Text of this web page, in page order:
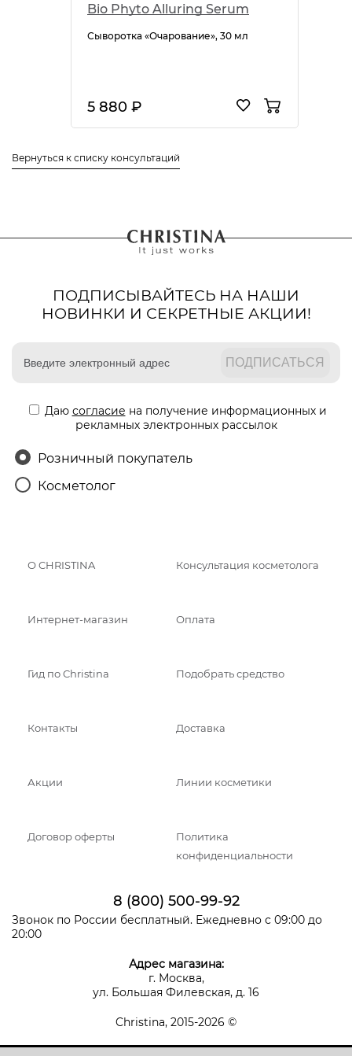
Bio Phyto Alluring Serum
Сыворотка «Очарование», 30 мл
5 880 ₽
Вернуться к списку консультаций
ПОДПИСЫВАЙТЕСЬ НА НАШИ
НОВИНКИ И СЕКРЕТНЫЕ АКЦИИ!
Даю согласие на получение информационных и
рекламных электронных рассылок
Розничный покупатель
Косметолог
О CHRISTINA Консультация косметолога
Интернет-магазин Оплата
Гид по Christina Подобрать средство
Контакты Доставка
Акции Линии косметики
Договор оферты
Политика
конфиденциальности
8 (800) 500-99-92
Звонок по России бесплатный. Ежедневно с 09:00 до
20:00
Адрес магазина:
г. Москва,
ул. Большая Филевская, д. 16
Christina, 2015-2026 ©